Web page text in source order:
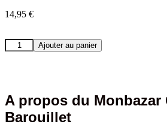
14,95 €
quantité
de
Ajouter au panier
A propos du Monbazar
Barouillet